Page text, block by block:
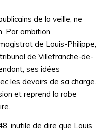
de la veille, ne
Par ambition
de Louis-Philippe,
de Villefranche-de-
ses idées
les devoirs de sa charge.
et reprend la robe
inutile de dire que Louis